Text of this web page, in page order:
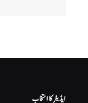
ایڈیٹر کا انتخاب